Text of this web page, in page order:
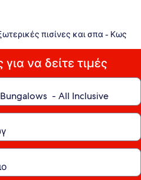
πισίνες και σπα - Κως
να δείτε τιμές